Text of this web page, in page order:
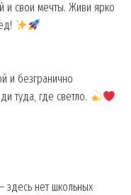
и свои мечты. Живи ярко
и безгранично
туда, где светло.
здесь нет школьных